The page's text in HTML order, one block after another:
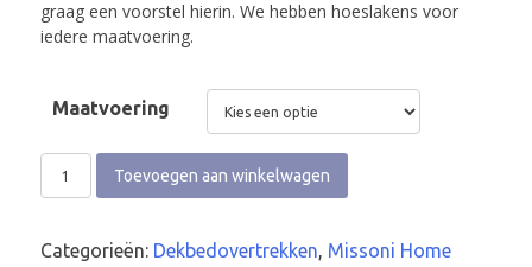
graag een voorstel hierin. We hebben hoeslakens voor
iedere maatvoering.
Maatvoering
Toevoegen aan winkelwagen
Categorieën: Dekbedovertrekken, Missoni Home